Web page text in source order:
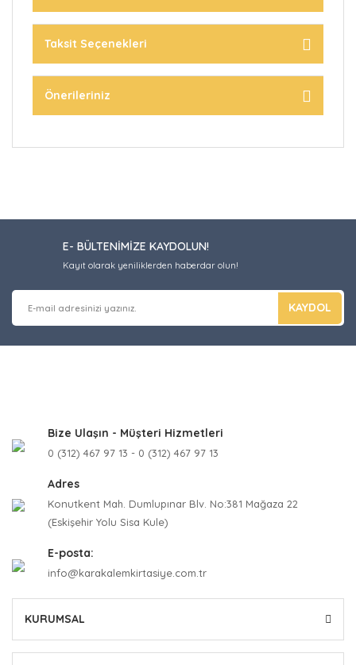
Taksit Seçenekleri
Önerileriniz
E- BÜLTENİMİZE KAYDOLUN!
Kayıt olarak yeniliklerden haberdar olun!
KAYDOL
Bize Ulaşın - Müşteri Hizmetleri
0 (312) 467 97 13 - 0 (312) 467 97 13
Adres
Konutkent Mah. Dumlupınar Blv. No:381 Mağaza 22
(Eskişehir Yolu Sisa Kule)
E-posta:
info@karakalemkirtasiye.com.tr
KURUMSAL